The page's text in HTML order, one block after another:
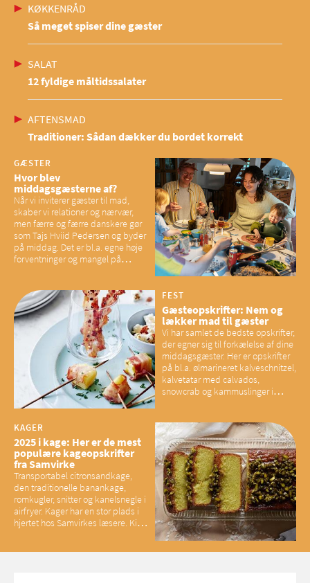
KØKKENRÅD
Så meget spiser dine gæster
SALAT
12 fyldige måltidssalater
AFTENSMAD
Traditioner: Sådan dækker du bordet korrekt
GÆSTER
Hvor blev
middagsgæsterne af?
Når vi inviterer gæster til mad,
skaber vi relationer og nærvær,
men færre og færre danskere gør
som Tajs Hviid Pedersen og byder
på middag. Det er bl.a. egne høje
forventninger og mangel på
have konsekvenser for vores
sociale fællesskaber
FEST
Gæsteopskrifter: Nem og
lækker mad til gæster
Vi har samlet de bedste opskrifter,
der egner sig til forkælelse af dine
middagsgæster. Her er opskrifter
på bl.a. ølmarineret kalveschnitzel,
kalvetatar med calvados,
snowcrab og kammuslinger i
KAGER
2025 i kage: Her er de mest
populære kageopskrifter
fra Samvirke
Transportabel citronsandkage,
den traditionelle banankage,
romkugler, snitter og kanelsnegle i
airfryer. Kager har en stor plads i
hjertet hos Samvirkes læsere. Kig